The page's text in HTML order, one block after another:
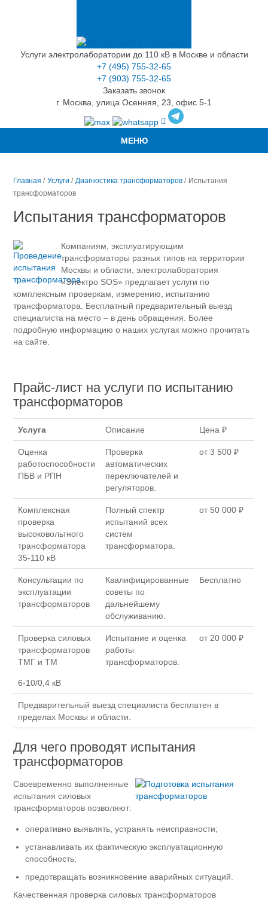
Услуги электролаборатории до 110 кВ в Москве и области
+7 (495) 755-32-65
+7 (903) 755-32-65
Заказать звонок
г. Москва, улица Осенняя, 23, офис 5-1
МЕНЮ
Главная / Услуги / Диагностика трансформаторов / Испытания
трансформаторов
Испытания трансформаторов
Компаниям, эксплуатирующим
трансформаторы разных типов на территории
Москвы и области, электролаборатория
«Электро SOS» предлагает услуги по
комплексным проверкам, измерению, испытанию
трансформатора. Бесплатный предварительный выезд
специалиста на место – в день обращения. Более
подробную информацию о наших услугах можно прочитать
на сайте.
Прайс-лист на услуги по испытанию
трансформаторов
Услуга Описание Цена ₽
Оценка
работоспособности
ПБВ и РПН
Проверка
автоматических
переключателей и
регуляторов.
от 3 500 ₽
Комплексная
проверка
высоковольтного
трансформатора
35-110 кВ
Полный спектр
испытаний всех
систем
трансформатора.
от 50 000 ₽
Консультации по
эксплуатации
трансформаторов
Квалифицированные
советы по
дальнейшему
обслуживанию.
Бесплатно
Проверка силовых
трансформаторов
ТМГ и ТМ
6-10/0,4 кВ
Испытание и оценка
работы
трансформаторов.
от 20 000 ₽
Предварительный выезд специалиста бесплатен в
пределах Москвы и области.
Для чего проводят испытания
трансформаторов
Своевременно выполненные
испытания силовых
трансформаторов позволяют:
оперативно выявлять, устранять неисправности;
устанавливать их фактическую эксплуатационную
способность;
предотвращать возникновение аварийных ситуаций.
Качественная проверка силовых трансформаторов